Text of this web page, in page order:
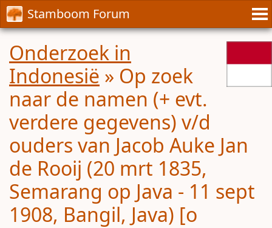
Stamboom Forum
Onderzoek in
Indonesië » Op zoek
naar de namen (+ evt.
verdere gegevens) v/d
ouders van Jacob Auke Jan
de Rooij (20 mrt 1835,
Semarang op Java - 11 sept
1908, Bangil, Java) [o